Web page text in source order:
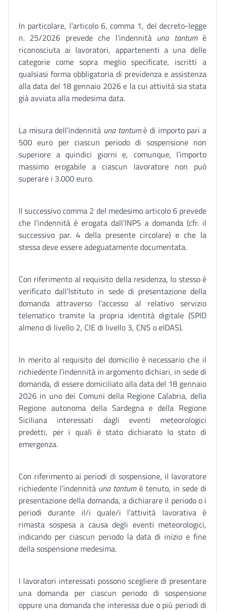
In particolare, l’articolo 6, comma 1, del decreto-legge
n. 25/2026 prevede che l’indennità una tantumè
riconosciuta ai lavoratori, appartenenti a una delle
categorie come sopra meglio specificate, iscritti a
qualsiasi forma obbligatoria di previdenza e assistenza
alla data del 18 gennaio 2026 e la cui attività sia stata
già avviata alla medesima data.
La misura dell’indennità una tantumè di importo pari a
500 euro per ciascun periodo di sospensione non
superiore a quindici giorni e, comunque, l’importo
massimo erogabile a ciascun lavoratore non può
superare i 3.000 euro.
Il successivo comma 2 del medesimo articolo 6 prevede
che l’indennità è erogata dall’INPS a domanda (cfr. il
successivo par. 4 della presente circolare) e che la
stessa deve essere adeguatamente documentata.
Con riferimento al requisito della residenza, lo stesso è
verificato dall’Istituto in sede di presentazione della
domanda attraverso l’accesso al relativo servizio
telematico tramite la propria identità digitale (SPID
almeno di livello 2, CIE di livello 3, CNS o eIDAS).
In merito al requisito del domicilio è necessario che il
richiedente l’indennità in argomento dichiari, in sede di
domanda, di essere domiciliato alla data del 18 gennaio
2026 in uno dei Comuni della Regione Calabria, della
Regione autonoma della Sardegna e della Regione
Siciliana interessati dagli eventi meteorologici
predetti, per i quali è stato dichiarato lo stato di
emergenza.
Con riferimento ai periodi di sospensione, il lavoratore
richiedente l’indennità una tantum è tenuto, in sede di
presentazione della domanda, a dichiarare il periodo o i
periodi durante il/i quale/i l’attività lavorativa è
rimasta sospesa a causa degli eventi meteorologici,
indicando per ciascun periodo la data di inizio e fine
della sospensione medesima.
I lavoratori interessati possono scegliere di presentare
una domanda per ciascun periodo di sospensione
oppure una domanda che interessa due o più periodi di